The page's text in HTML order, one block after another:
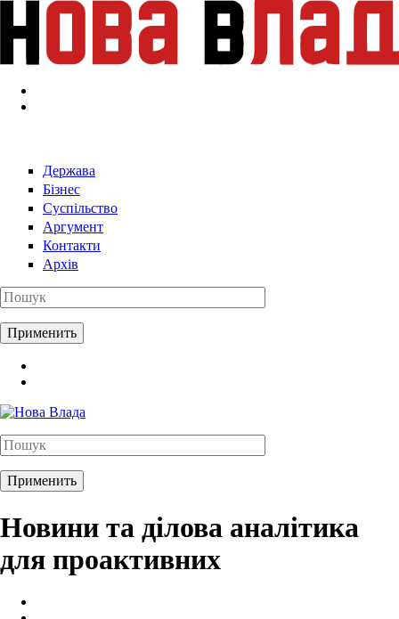
Перейти к основному содержанию
Держава
Бізнес
Суспільство
Аргумент
Контакти
Архів
Новини та ділова аналітика
для проактивних